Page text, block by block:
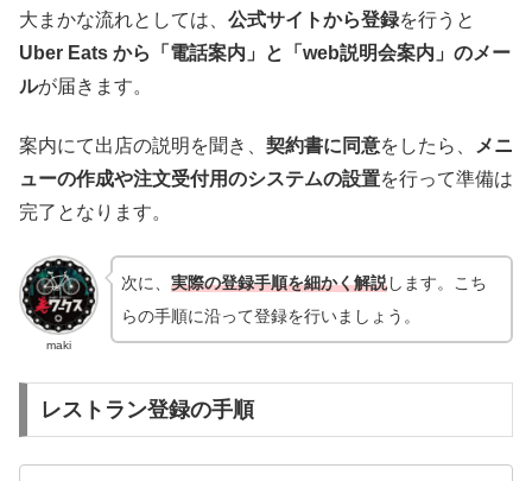
大まかな流れとしては、 公式サイトから登録を行うと
Uber Eats から「電話案内」と「web説明会案内」のメー
ルが届きます。
案内にて出店の説明を聞き、 契約書に同意をしたら、
メニ
ューの作成や注文受付用のシステムの設置を行って準備は
完了となります。
maki
次に、 実際の登録手順を細かく解説します。 こち
らの手順に沿って登録を行いましょう。
レストラン登録の手順